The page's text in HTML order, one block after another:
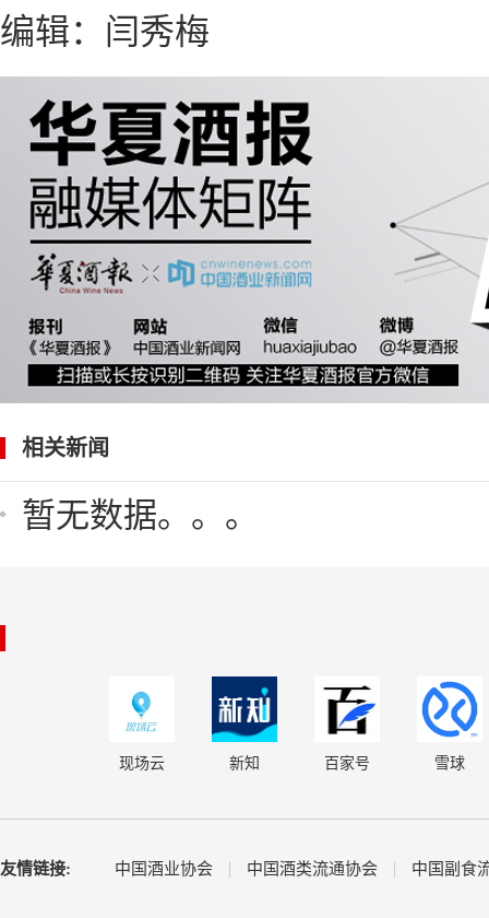
编辑：闫秀梅
相关新闻
暂无数据。。。
现场云 新知 百家号 雪球
友情链接: 中国酒业协会 中国酒类流通协会 中国副食